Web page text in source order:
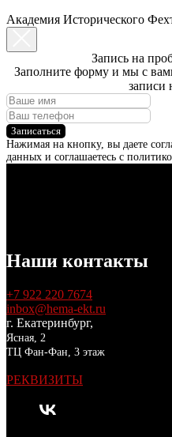
Академия Исторического
Запись на
Заполните форму и мы с
записи
Записаться
Нажимая на кнопку, вы даете
данных и соглашаетесь c
Наши контакты
+7 922 220 7674
inbox@hema-ekt.ru
г. Екатеринбург,
Ясная, 2
ТЦ Фан-Фан, 3 этаж
РЕКВИЗИТЫ